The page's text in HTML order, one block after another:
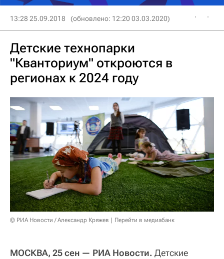
13:28 25.09.2018 (обновлено: 12:20 03.03.2020)
Детские технопарки
"Кванториум" откроются в
регионах к 2024 году
© РИА Новости / Александр Кряжев Перейти в медиабанк
МОСКВА, 25 сен — РИА Новости. Детские